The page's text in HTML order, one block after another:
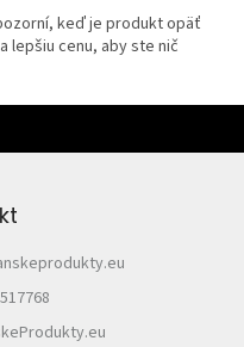
keď je produkt opäť
lepšiu cenu, aby ste nič